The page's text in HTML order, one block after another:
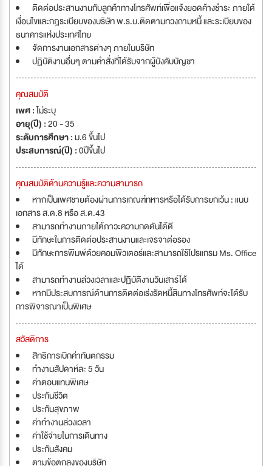
ติดต่อประสานงานกับลูกค้าทางโทรศัพท์เพื่อแจ้งยอดค้างชำระ ภายใต้
เงื่อนไขและกฎระเบียบของบริษัท พ.ร.บ.ติดตามทวงถามหนี้ และระเบียบของ
ธนาคารแห่งประเทศไทย
จัดการงานเอกสารต่างๆ ภายในบริษัท
ปฏิบัติงานอื่นๆ ตามคำสั่งที่ได้รับจากผู้บังคับบัญชา
คุณสมบัติ
เพศ :ไม่ระบุ
อายุ(ปี) :20 - 35
ระดับการศึกษา :ม.6 ขึ้นไป
ประสบการณ์(ปี) :0ปีขึ้นไป
คุณสมบัติด้านความรู้และความสามารถ
หากเป็นเพศชายต้องผ่านการเกณฑ์ทหารหรือได้รับการยกเว้น : แนบ
เอกสาร ส.ด.8 หรือ ส.ด.43
สามารถทำงานภายใต้ภาวะความกดดันได้ดี
มีทักษะในการติดต่อประสานงานและเจรจาต่อรอง
มีทักษะการพิมพ์ด้วยคอมพิวเตอร์และสามารถใช้โปรแกรม Ms. Office
ได้
สามารถทำงานล่วงเวลาและปฏิบัติงานวันเสาร์ได้
หากมีประสบการณ์ด้านการติดต่อเร่งรัดหนี้สินทางโทรศัพท์จะได้รับ
การพิจารณาเป็นพิเศษ
สวัสดิการ
สิทธิการเบิกค่าทันตกรรม
ทำงานสัปดาห์ละ 5 วัน
ค่าตอบแทนพิเศษ
ประกันชีวิต
ประกันสุขภาพ
ค่าทำงานล่วงเวลา
ค่าใช้จ่ายในการเดินทาง
ประกันสังคม
ตามข้อตกลงของบริษัท